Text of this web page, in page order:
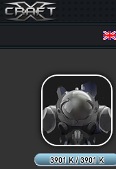
3901 K / 3901 K